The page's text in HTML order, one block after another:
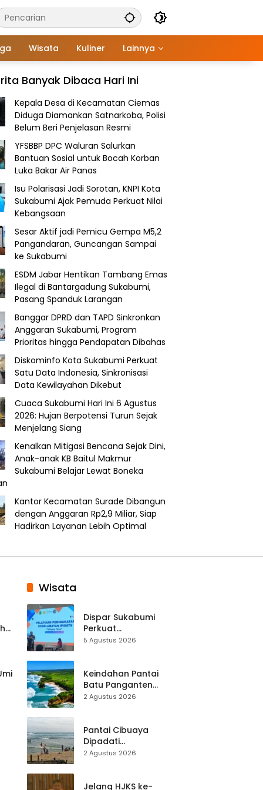
Wisata Kuliner Lainnya
Banyak Dibaca Hari Ini
Kepala Desa di Kecamatan Ciemas
Diduga Diamankan Satnarkoba, Polisi
Belum Beri Penjelasan Resmi
YFSBBP DPC Waluran Salurkan
Bantuan Sosial untuk Bocah Korban
Luka Bakar Air Panas
Isu Polarisasi Jadi Sorotan, KNPI Kota
Sukabumi Ajak Pemuda Perkuat Nilai
Kebangsaan
Sesar Aktif jadi Pemicu Gempa M5,2
Pangandaran, Guncangan Sampai
ke Sukabumi
ESDM Jabar Hentikan Tambang Emas
Ilegal di Bantargadung Sukabumi,
Pasang Spanduk Larangan
Banggar DPRD dan TAPD Sinkronkan
Anggaran Sukabumi, Program
Prioritas hingga Pendapatan Dibahas
Diskominfo Kota Sukabumi Perkuat
Satu Data Indonesia, Sinkronisasi
Data Kewilayahan Dikebut
Cuaca Sukabumi Hari Ini 6 Agustus
2026: Hujan Berpotensi Turun Sejak
Menjelang Siang
Kenalkan Mitigasi Bencana Sejak Dini,
Anak-anak KB Baitul Makmur
Sukabumi Belajar Lewat Boneka
Kantor Kecamatan Surade Dibangun
dengan Anggaran Rp2,9 Miliar, Siap
Hadirkan Layanan Lebih Optimal
Wisata
Dispar Sukabumi
Perkuat
Keselamatan
Mitigasi hingga
Teknik Evakuasi
5 Agustus 2026
Keindahan Pantai
Batu Panganten
Mulai Dilirik
2 Agustus 2026
Pantai Cibuaya
Dipadati
Wisatawan,
Waspada
2 Agustus 2026
Jelang HJKS ke-